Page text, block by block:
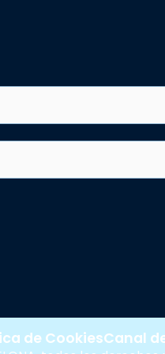
de CookiesCanal